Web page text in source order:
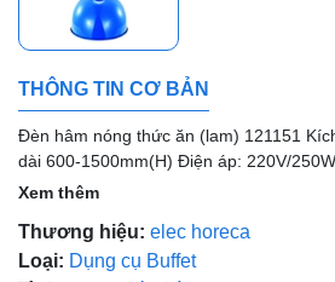
THÔNG TIN CƠ BẢN
Đèn hâm nóng thức ăn (lam) 121151
dài 600-1500mm(H) Điện áp: 220V/250W
Xem thêm
Thương hiệu: elec horeca
Loại: Dụng cụ Buffet